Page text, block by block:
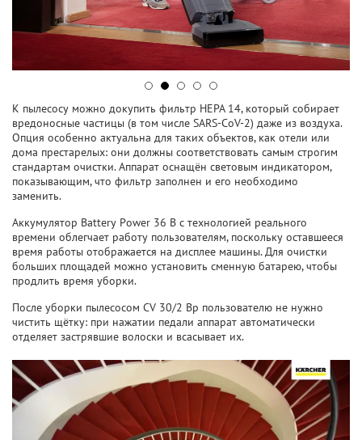
К пылесосу можно докупить фильтр HEPA 14, который собирает
вредоносные частицы (в том числе SARS-CoV-2) даже из воздуха.
Опция особенно актуальна для таких объектов, как отели или
дома престарелых: они должны соответствовать самым строгим
стандартам очистки. Аппарат оснащён световым индикатором,
показывающим, что фильтр заполнен и его необходимо
заменить.
Аккумулятор Battery Power 36 В с технологией реального
времени облегчает работу пользователям, поскольку оставшееся
время работы отображается на дисплее машины. Для очистки
больших площадей можно установить сменную батарею, чтобы
продлить время уборки.
После уборки пылесосом CV 30/2 Bp пользователю не нужно
чистить щётку: при нажатии педали аппарат автоматически
отделяет застрявшие волоски и всасывает их.